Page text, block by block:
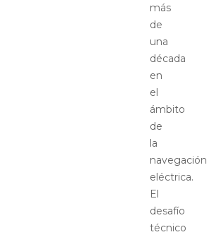
más
de
una
década
en
el
ámbito
de
la
navegación
eléctrica.
El
desafío
técnico